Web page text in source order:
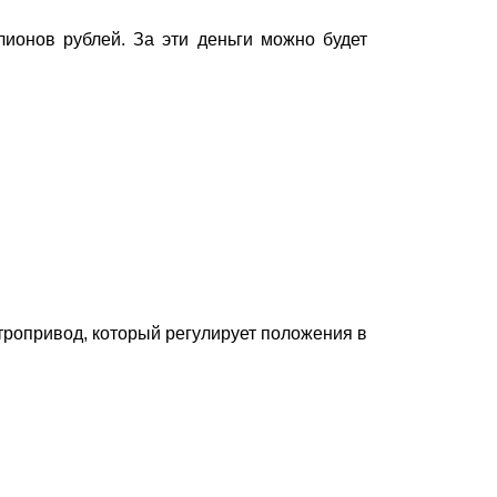
рублей. За эти деньги можно будет
который регулирует положения в